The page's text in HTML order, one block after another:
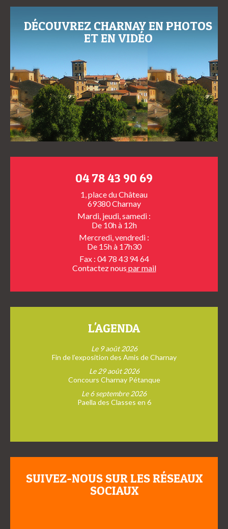
DÉCOUVREZ CHARNAY EN PHOTOS
ET EN VIDÉO
04 78 43 90 69
1, place du Château
69380 Charnay
Mardi, jeudi, samedi :
De 10h à 12h
Mercredi, vendredi :
De 15h à 17h30
Fax : 04 78 43 94 64
Contactez nous par mail
L'AGENDA
Le 9 août 2026
Fin de l’exposition des Amis de Charnay
Le 29 août 2026
Concours Charnay Pétanque
Le 6 septembre 2026
Paella des Classes en 6
SUIVEZ-NOUS SUR LES RÉSEAUX
SOCIAUX